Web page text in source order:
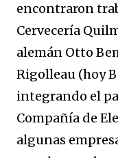
encontraron
Cervecería
alemán Otto
Rigolleau (hoy
integrando el
Compañía de
algunas